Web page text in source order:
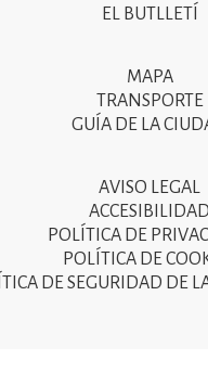
EL BUTLLETÍ
MAPA
TRANSPORTE
GUÍA DE LA
AVISO LEGAL
ACCESIBILIDAD
POLÍTICA DE
POLÍTICA DE
DE SEGURIDAD DE